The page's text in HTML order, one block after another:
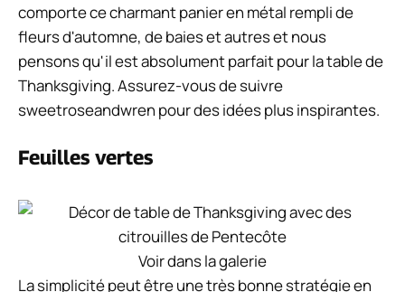
comporte ce charmant panier en métal rempli de
fleurs d'automne, de baies et autres et nous
pensons qu'il est absolument parfait pour la table de
Thanksgiving. Assurez-vous de suivre
sweetroseandwren pour des idées plus inspirantes.
Feuilles vertes
Voir dans la galerie
La simplicité peut être une très bonne stratégie en